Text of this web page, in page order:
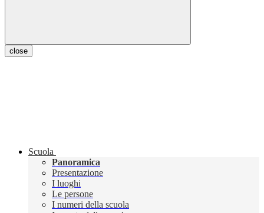
close
Scuola
Panoramica
Presentazione
I luoghi
Le persone
I numeri della scuola